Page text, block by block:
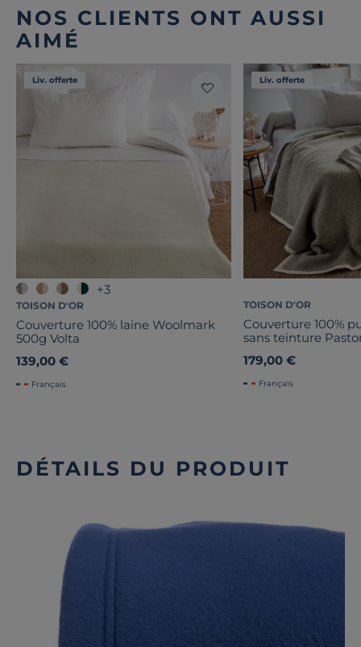
NOS CLIENTS ONT AUSSI
AIMÉ
Liv. offerte
+3
TOISON D'OR
Couverture 100% laine Woolmark
500g Volta
139,00 €
Français
Liv. offerte
TOISON D'OR
Couverture 100%
sans teinture
179,00 €
Français
DÉTAILS DU PRODUIT